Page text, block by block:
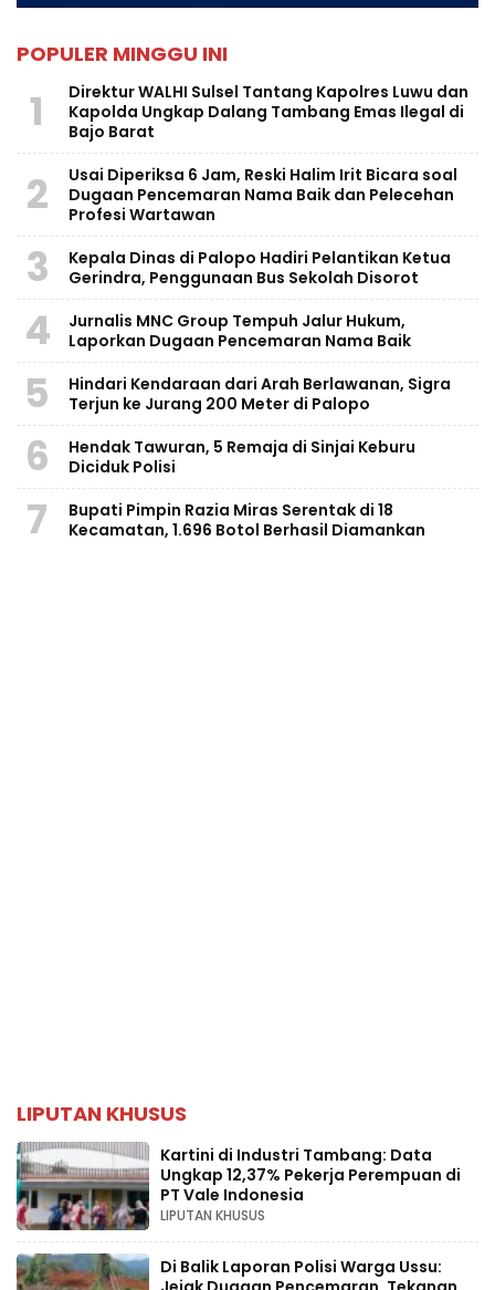
POPULER MINGGU INI
1
Direktur WALHI Sulsel Tantang Kapolres Luwu dan
Kapolda Ungkap Dalang Tambang Emas Ilegal di
Bajo Barat
2
Usai Diperiksa 6 Jam, Reski Halim Irit Bicara soal
Dugaan Pencemaran Nama Baik dan Pelecehan
Profesi Wartawan
3
Kepala Dinas di Palopo Hadiri Pelantikan Ketua
Gerindra, Penggunaan Bus Sekolah Disorot
4
Jurnalis MNC Group Tempuh Jalur Hukum,
Laporkan Dugaan Pencemaran Nama Baik
5
Hindari Kendaraan dari Arah Berlawanan, Sigra
Terjun ke Jurang 200 Meter di Palopo
6
Hendak Tawuran, 5 Remaja di Sinjai Keburu
Diciduk Polisi
7
Bupati Pimpin Razia Miras Serentak di 18
Kecamatan, 1.696 Botol Berhasil Diamankan
LIPUTAN KHUSUS
Kartini di Industri Tambang: Data
Ungkap 12,37% Pekerja Perempuan di
PT Vale Indonesia
LIPUTAN KHUSUS
Di Balik Laporan Polisi Warga Ussu: